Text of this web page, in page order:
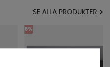
SE ALLA PRODUKTER
5%